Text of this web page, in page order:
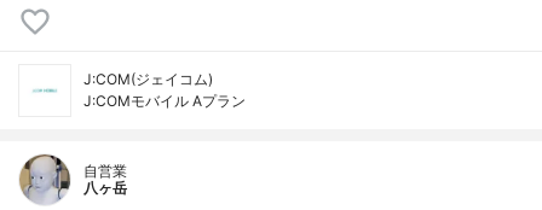
J:COM(ジェイコム)
J:COMモバイル Aプラン
自営業
八ヶ岳